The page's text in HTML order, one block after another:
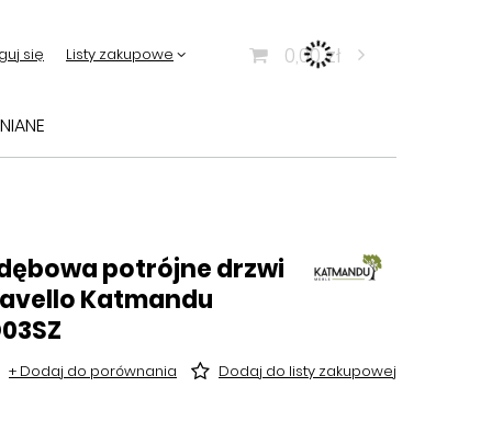
się Listy zakupowe 0,00 zł
potrójne drzwi
Katmandu
+ Dodaj do porównania Dodaj do listy zakupowej